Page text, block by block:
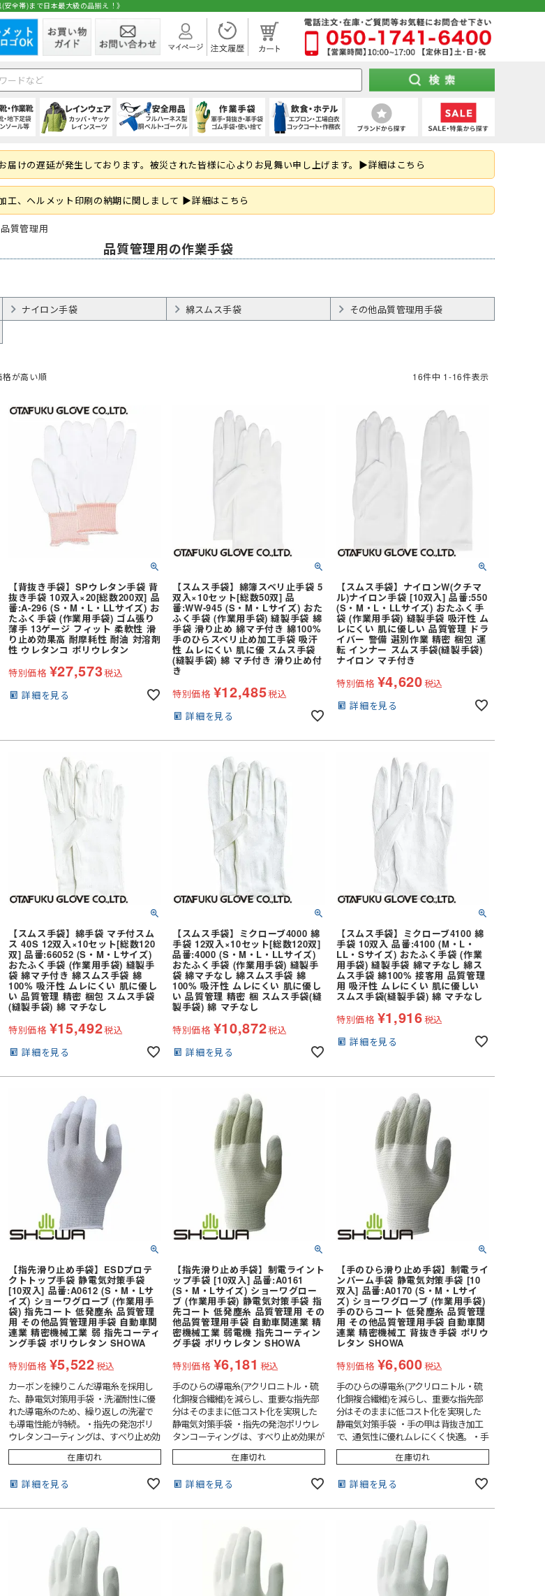
全帯)まで日本最大級の品揃え！》
フルハーネス対応 大きいサイズ
(秋冬・通年) サロペット 防寒ウェア
トレーナー
ジャージ 大きいサイズ レディース
ジップアップシャツ (半袖) ジップアップシャツ (長袖)
(春夏) ワークシャツ (半袖)
(秋冬・通年) ワークシャツ (半袖) (秋冬・通年) ワークシャツ (長袖)
(夏用) ソックス
防寒ウォーマー
タオル
野球帽タイプ 軽作業帽
乗車兼用
折りたたみタイプ 紙帽子
保護メガネ
自転車・バイク 熱中症対策 (遮熱)
耐熱・耐候性
長靴・ゴム長・レインブーツ サンダル
紐なし（スリッポン）
インソール オーバーシューズ
防寒 大きいサイズ 女性・子供用
レインコート レインシューズ
レインスーツ（上下セット）
上着・ジャケット
ハーネス型 (ランヤード・ロープ) 胴ベルト型 (1丁掛け)
胴ベルト型 (2丁掛け)
フック・パッド等付属品 傾斜面用 (ワークポジショニング)
(安全ブロック)
胸章・ワッペン 腕章
防災面 (フェイスシールド)
作業ベルト・作業エプロン
滑り止め軍手 (ビニボツ) 滑り止めなし軍手
7ゲージ軍手 (厚手)
13ゲージ軍手 (薄手) 火元作業用軍手
耐熱・耐火手袋 制電
低発塵・クリーンルーム用手袋
自動車関連業
介護・福祉業
レディース・キッズ用
サロンエプロン 帽子・キャップ・三角巾
ネクタイ・スカーフ
和風エプロン・前掛 和風小物・履物・アクセサリー
ボンユニ(ボストン商会) FACEMIX(ボンマックス)
トムス(TOMS)
アイトス（AITOZ）
CROCS(クロックス)
準備はお済ですか？防災用品特集！
届けの遅延が発生しております。被災された皆様に心よりお見舞い申し上げます。▶詳細はこちら
工、ヘルメット印刷の納期に関しまして ▶詳細はこちら
品質管理用
品質管理用の作業手袋
ナイロン手袋 綿スムス手袋
その他品質管理用手袋
格が高い順 16件中 1-16件表示
【背抜き手袋】SPウレタン手袋 背
抜き手袋 10双入×20[総数200双] 品
番:A-296 (S・M・L・LLサイズ) お
たふく手袋 (作業用手袋) ゴム張り
薄手 13ゲージ フィット 柔軟性 滑
り止め効果高 耐摩耗性 耐油 対溶剤
性 ウレタンコ ポリウレタン
特別価格 ¥27,573税込
詳細を見る
【スムス手袋】綿簿スベリ止手袋 5
双入×10セット[総数50双] 品
番:WW-945 (S・M・Lサイズ) おた
ふく手袋 (作業用手袋) 縫製手袋 綿
手袋 滑り止め 綿マチ付き 綿100%
手のひらスベリ止め加工手袋 吸汗
性 ムレにくい 肌に優 スムス手袋
(縫製手袋) 綿 マチ付き 滑り止め付
き
特別価格 ¥12,485税込
詳細を見る
【スムス手袋】ナイロンW(クチマ
ル)ナイロン手袋 [10双入] 品番:550
(S・M・L・LLサイズ) おたふく手
袋 (作業用手袋) 縫製手袋 吸汗性 ム
レにくい 肌に優しい 品質管理 ドラ
イバー 警備 選別作業 精密 梱包 運
転 インナー スムス手袋(縫製手袋)
ナイロン マチ付き
特別価格 ¥4,620税込
詳細を見る
【スムス手袋】綿手袋 マチ付スム
ス 40S 12双入×10セット[総数120
双] 品番:66052 (S・M・Lサイズ)
おたふく手袋 (作業用手袋) 縫製手
袋 綿マチ付き 綿スムス手袋 綿
100% 吸汗性 ムレにくい 肌に優し
い 品質管理 精密 梱包 スムス手袋
(縫製手袋) 綿 マチなし
特別価格 ¥15,492税込
詳細を見る
【スムス手袋】ミクローブ4000 綿
手袋 12双入×10セット[総数120双]
品番:4000 (S・M・L・LLサイズ)
おたふく手袋 (作業用手袋) 縫製手
袋 綿マチなし 綿スムス手袋 綿
100% 吸汗性 ムレにくい 肌に優し
い 品質管理 精密 梱 スムス手袋(縫
製手袋) 綿 マチなし
特別価格 ¥10,872税込
詳細を見る
【スムス手袋】ミクローブ4100 綿
手袋 10双入 品番:4100 (M・L・
LL・Sサイズ) おたふく手袋 (作業
用手袋) 縫製手袋 綿マチなし 綿ス
ムス手袋 綿100% 接客用 品質管理
用 吸汗性 ムレにくい 肌に優しい
スムス手袋(縫製手袋) 綿 マチなし
特別価格 ¥1,916税込
詳細を見る
【指先滑り止め手袋】ESDプロテ
クトトップ手袋 静電気対策手袋
[10双入] 品番:A0612 (S・M・Lサ
イズ) ショーワグローブ (作業用手
袋) 指先コート 低発塵糸 品質管理
用 その他品質管理用手袋 自動車関
連業 精密機械工業 弱 指先コーティ
ング手袋 ポリウレタン SHOWA
特別価格 ¥5,522税込
カーボンを練りこんだ導電糸を採用し
た、静電気対策用手袋 ・洗濯耐性に優
れた導電糸のため、繰り返しの洗濯で
も導電性能が持続。・指先の発泡ポリ
ウレタンコーティングは、すべり止め効
果があり、透湿性が高くムレや圧迫感が
ありません。・独自の13ゲージ・シー
工で裾ほつれ防止。・左右兼用タイ
在庫切れ
詳細を見る
【指先滑り止め手袋】制電ライント
ップ手袋 [10双入] 品番:A0161
(S・M・Lサイズ) ショーワグロー
ブ (作業用手袋) 静電気対策手袋 指
先コート 低発塵糸 品質管理用 その
他品質管理用手袋 自動車関連業 精
密機械工業 弱電機 指先コーティン
グ手袋 ポリウレタン SHOWA
特別価格 ¥6,181 税込
手のひらの導電糸(アクリロニトル・硫
化銅複合繊維)を減らし、重要な指先部
分はそのままに低コスト化を実現した
静電気対策手袋 ・指先の発泡ポリウレ
タンコーティングは、すべり止め効果が
あり、透湿性が高くムレや圧迫感があり
ません。・独自の13ゲージ・シームレ
裾ほつれ防止。・左右兼用タイプ
在庫切れ
詳細を見る
【手のひら滑り止め手袋】制電ライ
ンパーム手袋 静電気対策手袋 [10
双入] 品番:A0170 (S・M・Lサイ
ズ) ショーワグローブ (作業用手袋)
手のひらコート 低発塵糸 品質管理
用 その他品質管理用手袋 自動車関
連業 精密機械工 背抜き手袋 ポリウ
レタン SHOWA
特別価格 ¥6,600税込
手のひらの導電糸(アクリロニトル・硫
化銅複合繊維)を減らし、重要な指先部
分はそのままに低コスト化を実現した
静電気対策手袋 ・手の甲は背抜き加工
で、通気性に優れムレにくく快適。・手
のひらの発泡ポリウレタンコーティング
で、小さな部品もしっかりつかめま
手袋。・オーバーロック加工で裾ほつ
在庫切れ
詳細を見る
冬・通年) パンツ・スラック
(秋冬・通年) デニム作業着
(秋冬・通年) サロペット
(春夏) ジャケット
(春夏) 上下セット
(春夏) つなぎ・サロペット
ガーデンウェア
・アイスベスト
空調ブルゾン (半袖)
メンテナンス用品
等
ジップアップシャツ (半袖)
(夏用) 半袖シャツ
(夏用) タイツ・スパッツ (ロン
グ)
(通年) 半袖シャツ
(通年) タイツ・スパッツ (七分
丈)
(通年) ソックス
物類)
ッククーラー・クールバンド
レッグカバー
サポーター
バッグ
防寒ウォーマー
コート
ブルゾン
スラックス
防寒コート
乗車兼用 (自転車・バイク)
熱中症対策ヘルメット
ライナー (スチロール)
シールド・バイザー
保護面・ゴーグル
保護帽収納用品
スニーカータイプ
長靴・ゴム長・レインブーツ
紐なし (スリッポン)
インソール
紳士靴
オーバーオール・サロペット
レインコート
レインスーツ（上下セット）
上着・ジャケット
ハーネス型 (1丁掛け 第1種)
ハーネス型 (2丁掛け 第1種)
ハーネス型 (本体のみ)
胴ベルト型
傾斜面用 (ワークポジショニン
親綱・関連用品 (ロリップ等)
レーザー保護メガネ
工具差し・収納用品
胸章・ワッペン
防災面 (フェイスシールド)
作業ベルト・作業エプロン
純綿軍手
特紡軍手 (トクボー)
滑り止め軍手 (ビニボツ)
13ゲージ軍手 (薄手)
アウトドア用軍手
人造皮革手袋 (合皮)
ゴム手袋・ビニール手袋
耐切創手袋
耐熱・耐火手袋
低発塵・クリーンルーム用手袋
七分袖
和風パンツ・スカート（下衣）
厨房・調理エプロン